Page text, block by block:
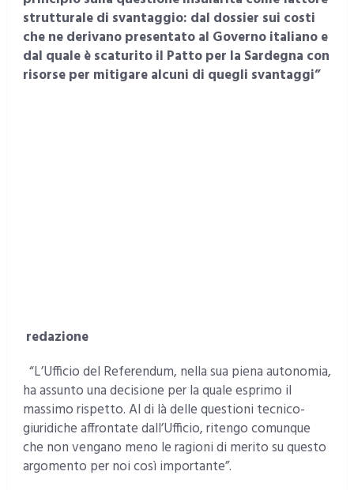
strutturale di svantaggio: dal dossier sui costi
che ne derivano presentato al Governo italiano e
dal quale è scaturito il Patto per la Sardegna con
risorse per mitigare alcuni di quegli svantaggi”
redazione
“L’Ufficio del Referendum, nella sua piena autonomia,
ha assunto una decisione per la quale esprimo il
massimo rispetto. Al di là delle questioni tecnico-
giuridiche affrontate dall’Ufficio, ritengo comunque
che non vengano meno le ragioni di merito su questo
argomento per noi così importante”.